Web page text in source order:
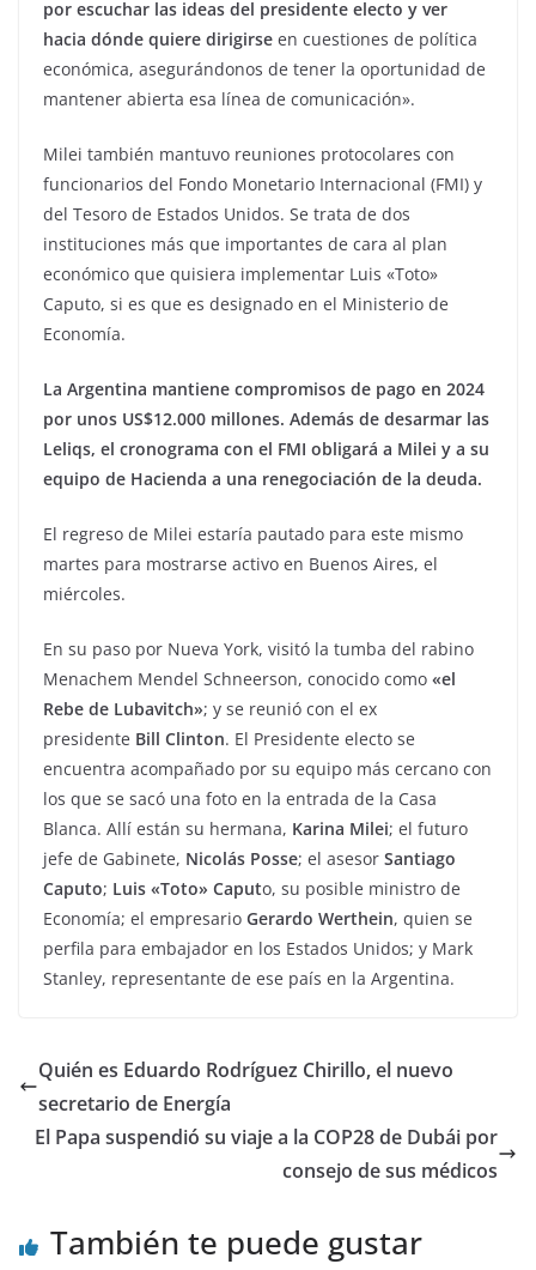
por escuchar las ideas del presidente electo y ver
hacia dónde quiere dirigirse en cuestiones de política
económica, asegurándonos de tener la oportunidad de
mantener abierta esa línea de comunicación».
Milei también mantuvo reuniones protocolares con
funcionarios del Fondo Monetario Internacional (FMI) y
del Tesoro de Estados Unidos. Se trata de dos
instituciones más que importantes de cara al plan
económico que quisiera implementar Luis «Toto»
Caputo, si es que es designado en el Ministerio de
Economía.
La Argentina mantiene compromisos de pago en 2024
por unos US$12.000 millones. Además de desarmar las
Leliqs, el cronograma con el FMI obligará a Milei y a su
equipo de Hacienda a una renegociación de la deuda.
El regreso de Milei estaría pautado para este mismo
martes para mostrarse activo en Buenos Aires, el
miércoles.
En su paso por Nueva York, visitó la tumba del rabino
Menachem Mendel Schneerson, conocido como «el
Rebe de Lubavitch»; y se reunió con el ex
presidente Bill Clinton. El Presidente electo se
encuentra acompañado por su equipo más cercano con
los que se sacó una foto en la entrada de la Casa
Blanca. Allí están su hermana, Karina Milei; el futuro
jefe de Gabinete, Nicolás Posse; el asesor Santiago
Caputo; Luis «Toto» Caputo, su posible ministro de
Economía; el empresario Gerardo Werthein, quien se
perfila para embajador en los Estados Unidos; y Mark
Stanley, representante de ese país en la Argentina.
Quién es Eduardo Rodríguez Chirillo, el nuevo
secretario de Energía
El Papa suspendió su viaje a la COP28 de Dubái por
consejo de sus médicos
También te puede gustar